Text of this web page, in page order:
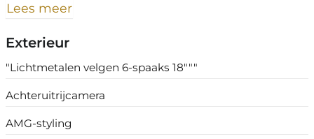
Lees meer
Exterieur
"Lichtmetalen velgen 6-spaaks 18"""
Achteruitrijcamera
AMG-styling